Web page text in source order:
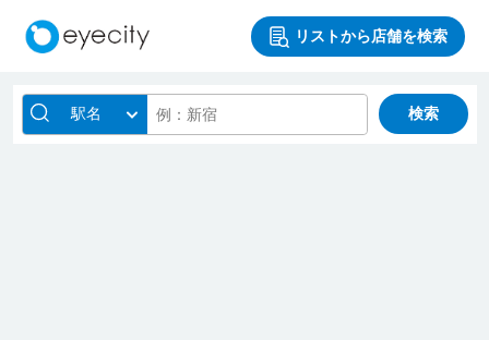
リストから店舗を検索
駅名 検索